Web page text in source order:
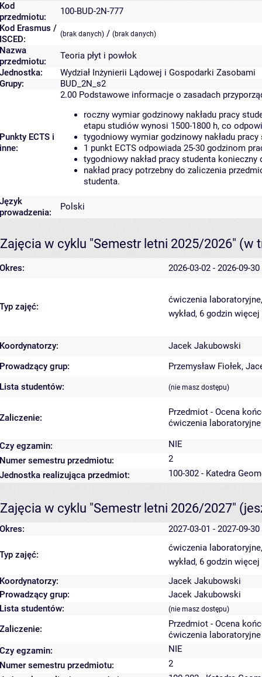
Kod
przedmiotu:
100-BUD-2N-777
Kod Erasmus /
ISCED:
(brak danych) / (brak danych)
Nazwa
przedmiotu:
Teoria płyt i powłok
Jednostka:
Wydział Inżynierii Lądowej i Gospodarki Zasobami
Grupy:
BUD_2N_s2
Punkty ECTS i
inne:
2.00 Podstawowe informacje o zasadach
roczny wymiar godzinowy nakładu pracy
etapu studiów wynosi 1500-1800 h, co
tygodniowy wymiar godzinowy nakładu
1 punkt ECTS odpowiada 25-30 godzinom
tygodniowy nakład pracy studenta
nakład pracy potrzebny do zaliczenia
studenta.
Język
prowadzenia:
Polski
Zajęcia w cyklu "Semestr letni 2025/2026" (w
Okres: 2026-03-02 - 2026-09-30
Typ zajęć:
ćwiczenia
wykład, 6 godzin
Koordynatorzy:
Jacek Jakubowski
Prowadzący grup:
Przemysław Fiołek,
Lista studentów:
(nie masz dostępu)
Zaliczenie:
Przedmiot - Ocena
ćwiczenia
Czy egzamin:
NIE
Numer semestru przedmiotu:
2
Jednostka realizująca przedmiot:
100-302 - Katedra
Zajęcia w cyklu "Semestr letni 2026/2027"
Okres: 2027-03-01 - 2027-09-30
Typ zajęć:
ćwiczenia
wykład, 6 godzin
Koordynatorzy:
Jacek Jakubowski
Prowadzący grup:
Jacek Jakubowski
Lista studentów:
(nie masz dostępu)
Zaliczenie:
Przedmiot - Ocena
ćwiczenia
Czy egzamin:
NIE
Numer semestru przedmiotu:
2